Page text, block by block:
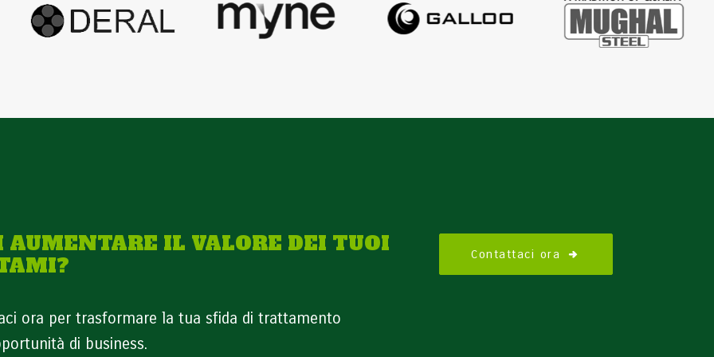
AUMENTARE IL VALORE DEI TUOI
ora per trasformare la tua sfida di trattamento
di business.
Contattaci ora